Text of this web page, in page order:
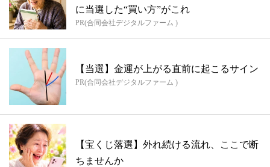
に当選した“買い方”がこれ
PR(合同会社デジタルファーム )
【当選】金運が上がる直前に起こるサイン
PR(合同会社デジタルファーム )
【宝くじ落選】外れ続ける流れ、ここで断
ちませんか